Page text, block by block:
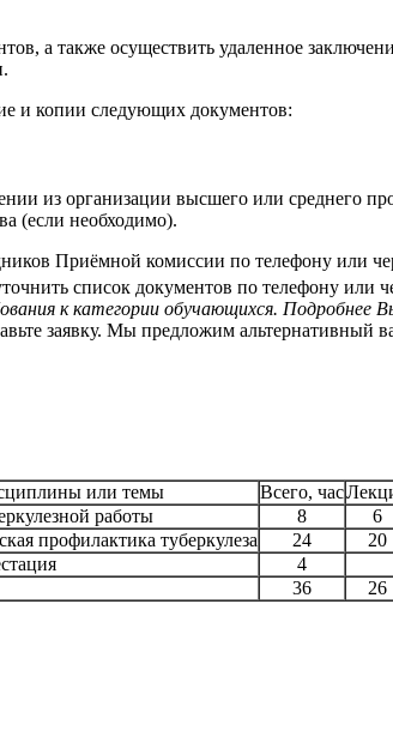
а также осуществить удаленное
и копии следующих документов:
из организации высшего или среднего
(если необходимо).
Приёмной комиссии по телефону или
список документов по телефону или
к категории обучающихся.
заявку. Мы предложим альтернативный
или темы Всего, час
работы 8 6
профилактика туберкулеза 24 20
4
36 26